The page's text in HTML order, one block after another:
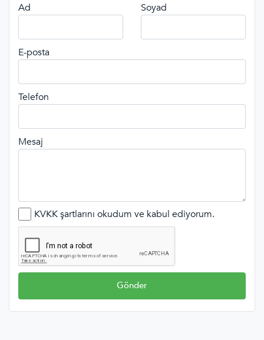
Ad Soyad
E-posta
Telefon
Mesaj
KVKK şartlarını okudum ve kabul ediyorum.
Gönder